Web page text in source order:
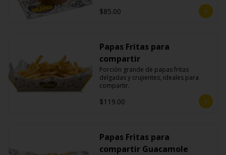
$85.00
Papas Fritas para
compartir
Porción grande de papas fritas
delgadas y crujientes, ideales para
compartir.
$119.00
Papas Fritas para
compartir Guacamole